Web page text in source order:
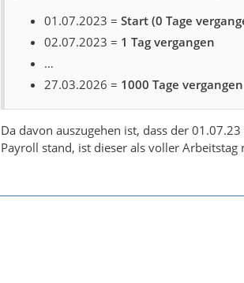
01.07.2023 = Start (0 Tage
02.07.2023 = 1 Tag vergangen
…
27.03.2026 = 1000 Tage vergangen
Da davon auszugehen ist, dass der
Payroll stand, ist dieser als voller Arbeitstag